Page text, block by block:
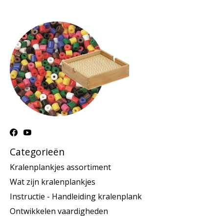
Categorieën
Kralenplankjes assortiment
Wat zijn kralenplankjes
Instructie - Handleiding kralenplank
Ontwikkelen vaardigheden